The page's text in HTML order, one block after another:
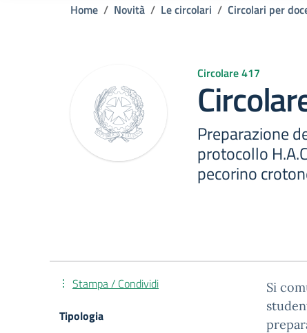
Home Novità Le circolari Circolari per
Circolare 417
Preparazione
protocollo
pecorino
Si
Stampa / Condividi
Tipologia